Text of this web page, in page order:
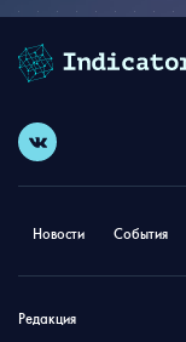
Новости События
Редакция